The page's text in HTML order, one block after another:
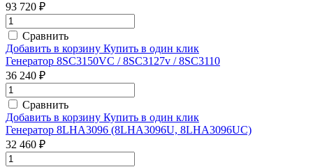
93 720 ₽
Сравнить
Добавить в корзину Купить в один клик
Генератор 8SC3150VC / 8SC3127v / 8SC3110
36 240 ₽
Сравнить
Добавить в корзину Купить в один клик
Генератор 8LHA3096 (8LHA3096U, 8LHA3096UC)
32 460 ₽